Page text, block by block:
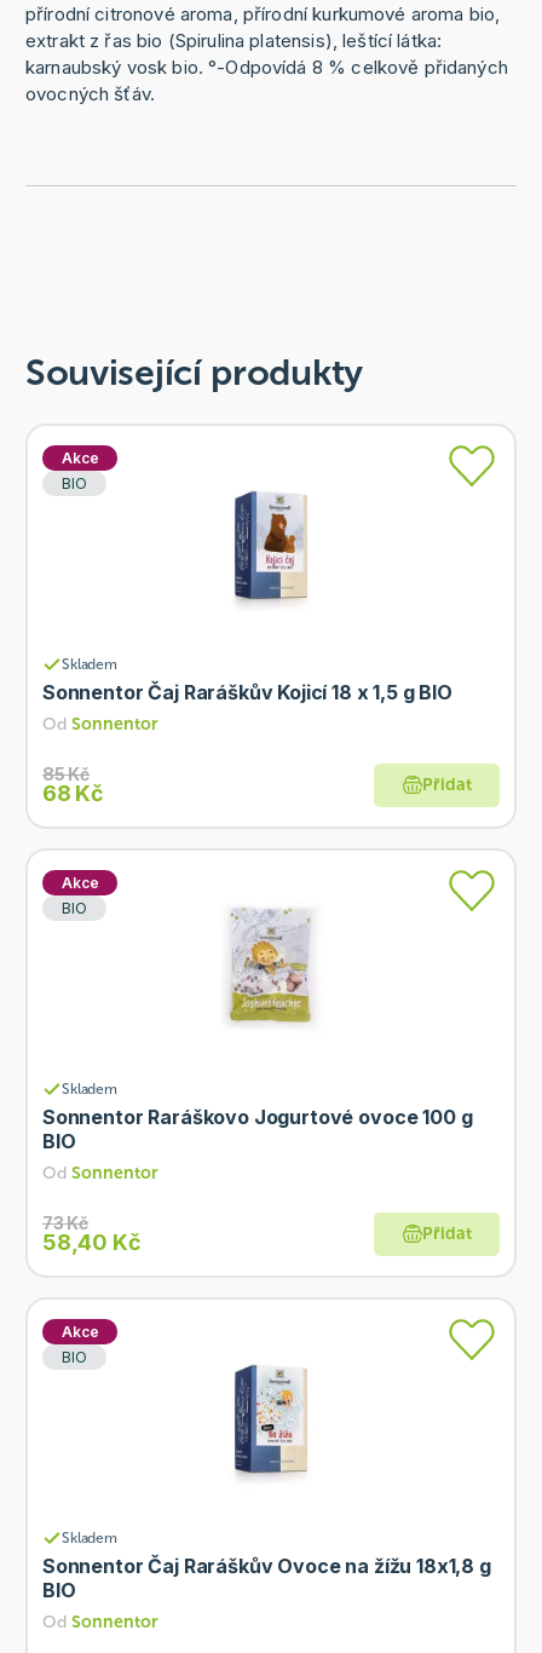
přírodní citronové aroma, přírodní kurkumové aroma bio,
extrakt z řas bio (Spirulina platensis), leštící látka:
karnaubský vosk bio. °-Odpovídá 8 % celkově přidaných
ovocných šťáv.
Související produkty
Akce
BIO
Skladem
Sonnentor Čaj Raráškův Kojicí 18 x 1,5 g BIO
Od Sonnentor
85 Kč
68 Kč Přidat
Akce
BIO
Skladem
Sonnentor Raráškovo Jogurtové ovoce 100 g
BIO
Od Sonnentor
73 Kč
58,40 Kč Přidat
Akce
BIO
Skladem
Sonnentor Čaj Raráškův Ovoce na žížu 18x1,8 g
BIO
Od Sonnentor